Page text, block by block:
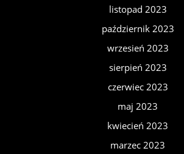
listopad 2023
październik 2023
wrzesień 2023
sierpień 2023
czerwiec 2023
maj 2023
kwiecień 2023
marzec 2023